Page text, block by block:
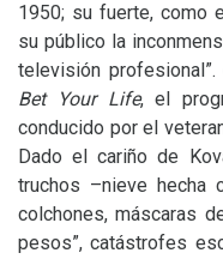
1950; su fuerte, como
su público la
televisión
Bet Your Life, el
conducido por el
Dado el cariño de
truchos –nieve hecha
colchones, máscaras
pesos”, catástrofes